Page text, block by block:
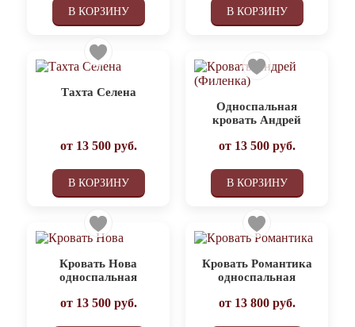
В КОРЗИНУ В КОРЗИНУ
Тахта Селена
от 13 500руб.
В КОРЗИНУ
Односпальная
кровать Андрей
от 13 500руб.
В КОРЗИНУ
Кровать Нова
односпальная
от 13 500руб.
Кровать Романтика
односпальная
от 13 800руб.